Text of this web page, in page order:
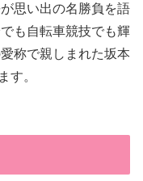
思い出の名勝負を語
も自転車競技でも輝
称で親しまれた坂本
す。